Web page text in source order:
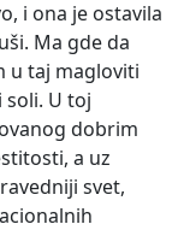
i ona je ostavila
Ma gde da
u taj magloviti
U toj
dobrim
a uz
svet,